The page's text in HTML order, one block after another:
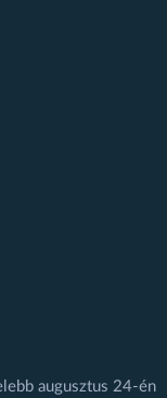
augusztus 24-én